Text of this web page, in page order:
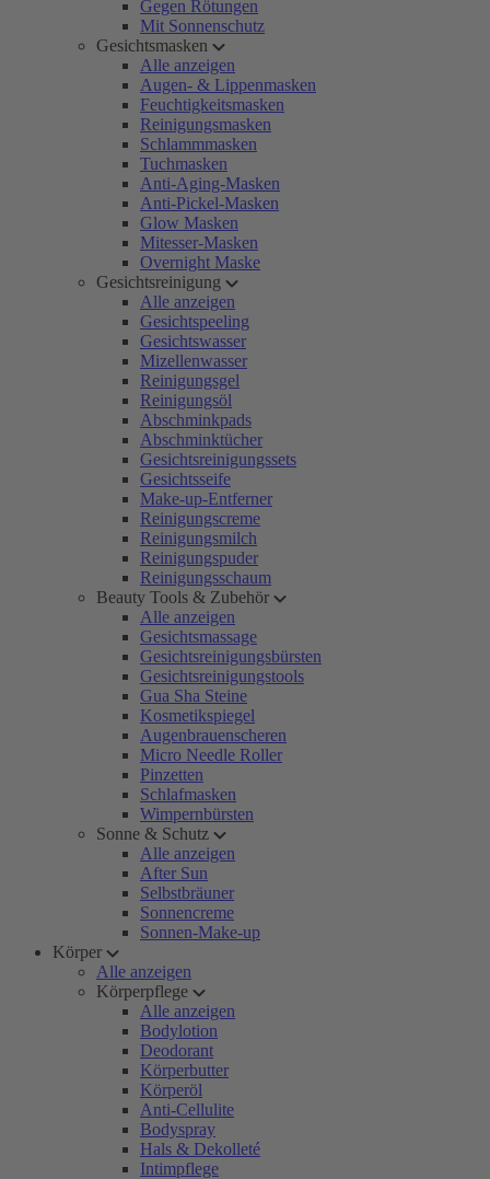
Gegen Rötungen
Mit Sonnenschutz
Gesichtsmasken
Alle anzeigen
Augen- & Lippenmasken
Feuchtigkeitsmasken
Reinigungsmasken
Schlammmasken
Tuchmasken
Anti-Aging-Masken
Anti-Pickel-Masken
Glow Masken
Mitesser-Masken
Overnight Maske
Gesichtsreinigung
Alle anzeigen
Gesichtspeeling
Gesichtswasser
Mizellenwasser
Reinigungsgel
Reinigungsöl
Abschminkpads
Abschminktücher
Gesichtsreinigungssets
Gesichtsseife
Make-up-Entferner
Reinigungscreme
Reinigungsmilch
Reinigungspuder
Reinigungsschaum
Beauty Tools & Zubehör
Alle anzeigen
Gesichtsmassage
Gesichtsreinigungsbürsten
Gesichtsreinigungstools
Gua Sha Steine
Kosmetikspiegel
Augenbrauenscheren
Micro Needle Roller
Pinzetten
Schlafmasken
Wimpernbürsten
Sonne & Schutz
Alle anzeigen
After Sun
Selbstbräuner
Sonnencreme
Sonnen-Make-up
Körper
Alle anzeigen
Körperpflege
Alle anzeigen
Bodylotion
Deodorant
Körperbutter
Körperöl
Anti-Cellulite
Bodyspray
Hals & Dekolleté
Intimpflege